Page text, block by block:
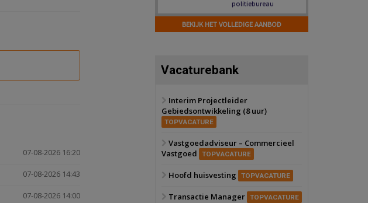
07-08-2026 16:20
07-08-2026 14:43
07-08-2026 14:00
Hilversum
17 september 2026
Voormalig
Zwanenburg
6 oktober 2026
BEKIJK HET VOLLEDIGE AANBOD
Vacaturebank
Interim Projectleider
Gebiedsontwikkeling (8 uur)
TOPVACATURE
Vastgoedadviseur – Commercieel
Vastgoed
TOPVACATURE
Hoofd huisvesting TOPVACATURE
Transactie Manager TOPVACATURE